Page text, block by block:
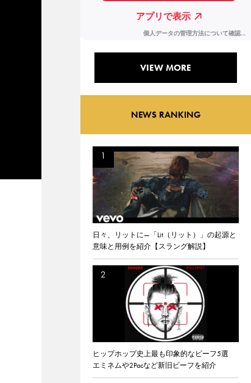
VIEW MORE
NEWS RANKING
日々、リットに—「Lit（リット）」の起源と
意味と用例を紹介【スラング解説】
ヒップホップ史上最も印象的なビーフ5選
エミネムや2Pacなど新旧ビーフを紹介